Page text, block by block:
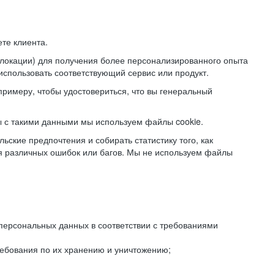
клиента.
для получения более персонализированного опыта
соответствующий сервис или продукт.
чтобы удостовериться, что вы генеральный
с такими данными мы используем файлы cookie.
предпочтения и собирать статистику того, как
различных ошибок или багов. Мы не используем файлы
данных в соответствии с требованиями
по их хранению и уничтожению;